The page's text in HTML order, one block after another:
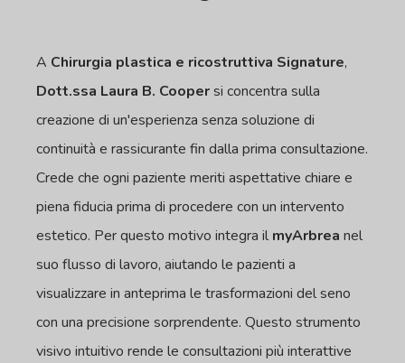
A Chirurgia plastica e ricostruttiva Signature,
Dott.ssa Laura B. Coopersi concentra sulla
creazione di un'esperienza senza soluzione di
continuità e rassicurante fin dalla prima consultazione.
Crede che ogni paziente meriti aspettative chiare e
piena fiducia prima di procedere con un intervento
estetico. Per questo motivo integra il myArbrea nel
suo flusso di lavoro, aiutando le pazienti a
visualizzare in anteprima le trasformazioni del seno
con una precisione sorprendente. Questo strumento
visivo intuitivo rende le consultazioni più interattive